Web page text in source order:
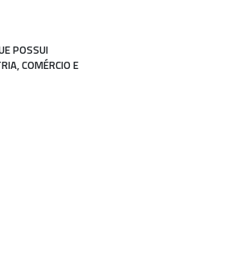
POSSUI
COMÉRCIO E